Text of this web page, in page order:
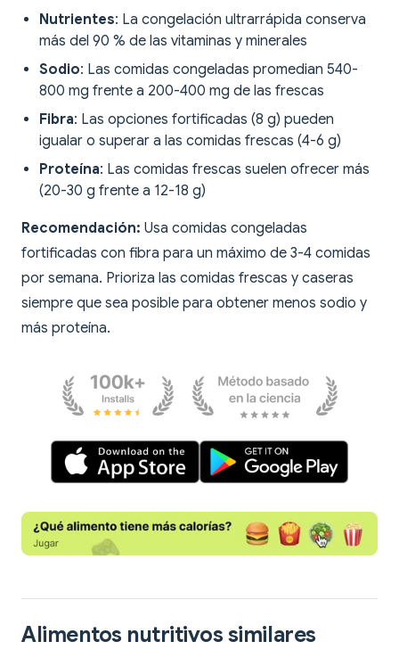
Nutrientes: La congelación ultrarrápida conserva
más del 90 % de las vitaminas y minerales
Sodio: Las comidas congeladas promedian 540-
800 mg frente a 200-400 mg de las frescas
Fibra: Las opciones fortificadas (8 g) pueden
igualar o superar a las comidas frescas (4-6 g)
Proteína: Las comidas frescas suelen ofrecer más
(20-30 g frente a 12-18 g)
Recomendación: Usa comidas congeladas
fortificadas con fibra para un máximo de 3-4 comidas
por semana. Prioriza las comidas frescas y caseras
siempre que sea posible para obtener menos sodio y
más proteína.
Alimentos nutritivos similares